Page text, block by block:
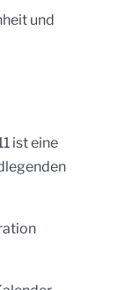
und
ist eine